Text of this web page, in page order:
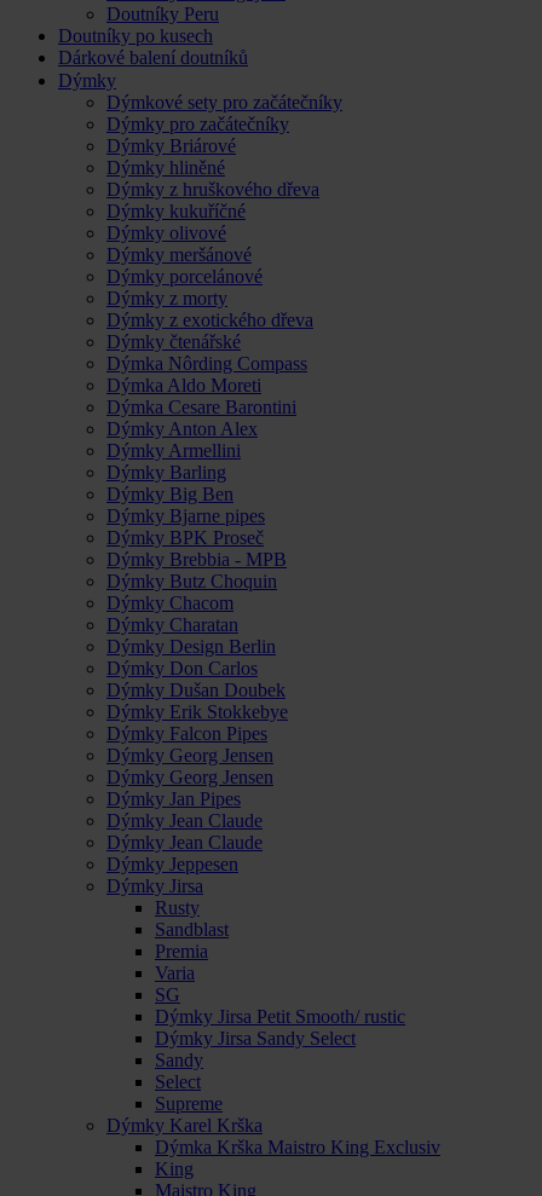
Doutníky Peru
Doutníky po kusech
Dárkové balení doutníků
Dýmky
Dýmkové sety pro začátečníky
Dýmky pro začátečníky
Dýmky Briárové
Dýmky hliněné
Dýmky z hruškového dřeva
Dýmky kukuříčné
Dýmky olivové
Dýmky meršánové
Dýmky porcelánové
Dýmky z morty
Dýmky z exotického dřeva
Dýmky čtenářské
Dýmka Nôrding Compass
Dýmka Aldo Moreti
Dýmka Cesare Barontini
Dýmky Anton Alex
Dýmky Armellini
Dýmky Barling
Dýmky Big Ben
Dýmky Bjarne pipes
Dýmky BPK Proseč
Dýmky Brebbia - MPB
Dýmky Butz Choquin
Dýmky Chacom
Dýmky Charatan
Dýmky Design Berlin
Dýmky Don Carlos
Dýmky Dušan Doubek
Dýmky Erik Stokkebye
Dýmky Falcon Pipes
Dýmky Georg Jensen
Dýmky Georg Jensen
Dýmky Jan Pipes
Dýmky Jean Claude
Dýmky Jean Claude
Dýmky Jeppesen
Dýmky Jirsa
Rusty
Sandblast
Premia
Varia
SG
Dýmky Jirsa Petit Smooth/ rustic
Dýmky Jirsa Sandy Select
Sandy
Select
Supreme
Dýmky Karel Krška
Dýmka Krška Maistro King Exclusiv
King
Maistro King